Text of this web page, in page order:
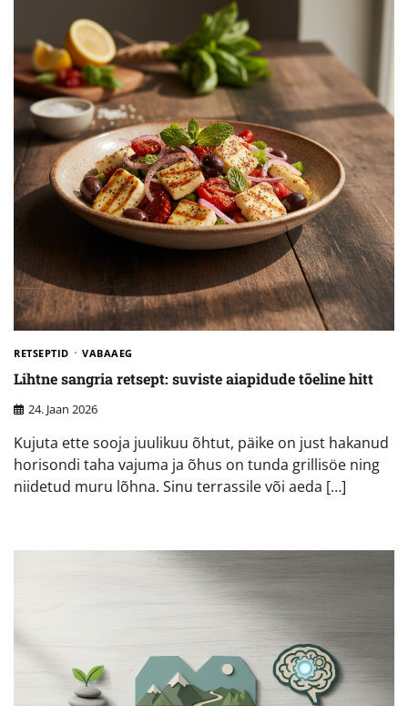
RETSEPTID VABAAEG
Lihtne sangria retsept: suviste aiapidude tõeline hitt
24. Jaan 2026
Kujuta ette sooja juulikuu õhtut, päike on just hakanud
horisondi taha vajuma ja õhus on tunda grillisöe ning
niidetud muru lõhna. Sinu terrassile või aeda […]